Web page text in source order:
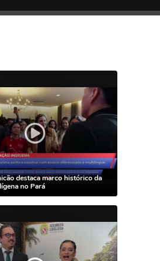
destaca marco histórico da
no Pará